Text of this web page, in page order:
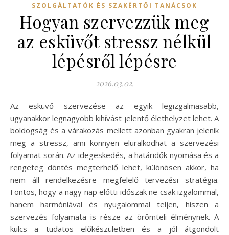
SZOLGÁLTATÓK ÉS SZAKÉRTŐI TANÁCSOK
Hogyan szervezzük meg
az esküvőt stressz nélkül
lépésről lépésre
2026.03.02.
Az esküvő szervezése az egyik legizgalmasabb,
ugyanakkor legnagyobb kihívást jelentő élethelyzet lehet. A
boldogság és a várakozás mellett azonban gyakran jelenik
meg a stressz, ami könnyen eluralkodhat a szervezési
folyamat során. Az idegeskedés, a határidők nyomása és a
rengeteg döntés megterhelő lehet, különösen akkor, ha
nem áll rendelkezésre megfelelő tervezési stratégia.
Fontos, hogy a nagy nap előtti időszak ne csak izgalommal,
hanem harmóniával és nyugalommal teljen, hiszen a
szervezés folyamata is része az örömteli élménynek. A
kulcs a tudatos előkészületben és a jól átgondolt